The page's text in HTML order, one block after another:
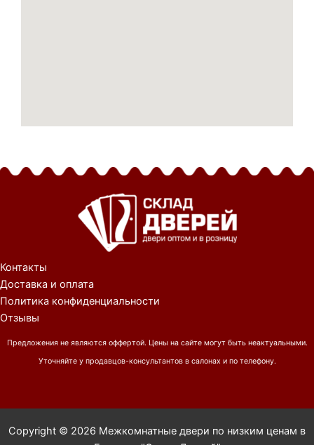
Контакты
Доставка и оплата
Политика конфиденциальности
Отзывы
Предложения не являются оффертой. Цены на сайте могут быть неактуальными.
Уточняйте у продавцов-консультантов в салонах и по телефону.
Copyright © 2026 Межкомнатные двери по низким ценам в